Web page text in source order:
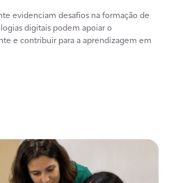
evidenciam desafios na formação de
digitais podem apoiar o
e contribuir para a aprendizagem em